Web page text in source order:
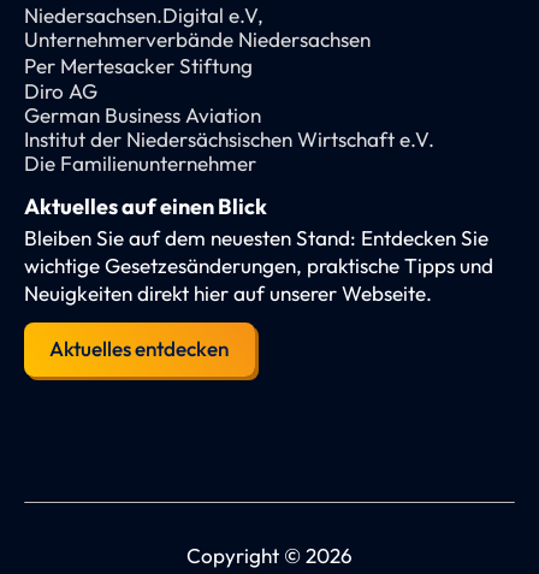
Niedersachsen.Digital e.V,
Unternehmerverbände Niedersachsen
Per Mertesacker Stiftung
Diro AG
German Business Aviation
Institut der Niedersächsischen Wirtschaft e.V.
Die Familienunternehmer
Aktuelles auf einen Blick
Bleiben Sie auf dem neuesten Stand: Entdecken Sie
wichtige Gesetzesänderungen, praktische Tipps und
Neuigkeiten direkt hier auf unserer Webseite.
Aktuelles entdecken
Copyright © 2026